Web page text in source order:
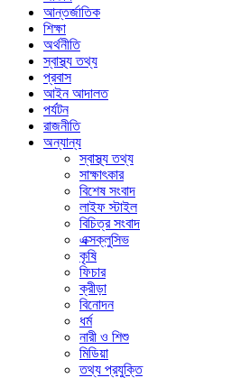
আন্তর্জাতিক
শিক্ষা
অর্থনীতি
স্বাস্থ্য তথ্য
প্রবাস
আইন আদালত
পর্যটন
রাজনীতি
অন্যান্য
স্বাস্থ্য তথ্য
সাক্ষাৎকার
বিশেষ সংবাদ
লাইফ স্টাইল
বিচিত্র সংবাদ
এক্সক্লুসিভ
কৃষি
ফিচার
ক্রীড়া
বিনোদন
ধর্ম
নারী ও শিশু
মিডিয়া
তথ্য প্রযুক্তি